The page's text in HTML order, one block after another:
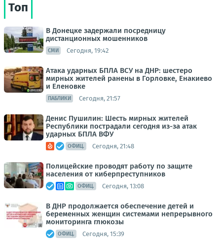
Топ
В Донецке задержали посредницу
дистанционных мошенников
СМИ Сегодня, 19:42
Атака ударных БПЛА ВСУ на ДНР: шестеро
мирных жителей ранены в Горловке, Енакиево
и Еленовке
ПАБЛИКИ Сегодня, 21:57
Денис Пушилин: Шесть мирных жителей
Республики пострадали сегодня из-за атак
ударных БПЛА ВФУ
ОФИЦ. Сегодня, 21:48
Полицейские проводят работу по защите
населения от киберпреступников
ОФИЦ. Сегодня, 13:08
В ДНР продолжается обеспечение детей и
беременных женщин системами непрерывного
мониторинга глюкозы
ОФИЦ. Сегодня, 15:39